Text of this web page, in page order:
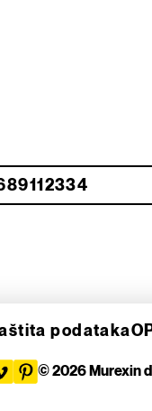
podataka
© 2026 Murexin